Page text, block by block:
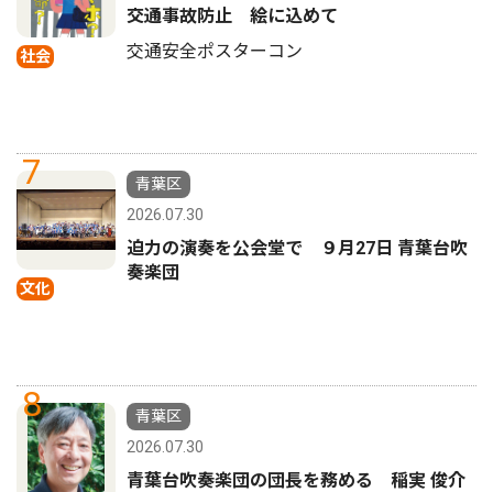
社会
交通事故防止 絵に込めて
交通安全ポスターコン
7
文化
青葉区
2026.07.30
迫力の演奏を公会堂で ９月27日 青葉台吹
奏楽団
8
青葉区
2026.07.30
青葉台吹奏楽団の団長を務める 稲実 俊介